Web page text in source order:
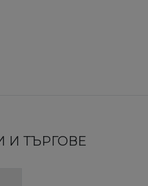
И ТЪРГОВЕ